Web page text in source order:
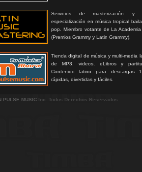
Servicios de masterización y
especialización en música tropical
pop. Miembro votante de La
(Premios Grammy y Latin Grammy).
Tienda digital de música y multi-media
de MP3, videos, eLibros y
Contenido latino para descargas
rápidas, divertidas y fáciles.
PULSE MUSIC Inc. Todos Derechos Reservados.